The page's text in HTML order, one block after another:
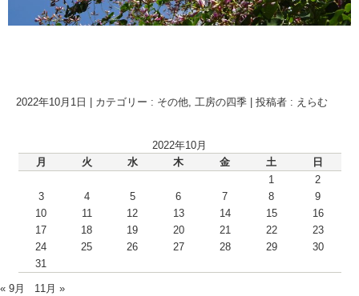
2022年10月1日 カテゴリー : その他, 工房の四季 投稿者 : えらむ
2022年10月
月
火 水 木 金 土
日
1
2
3
4 5 6 7 8
9
10
11 12 13 14 15
16
17
18 19 20 21 22
23
24
25 26 27 28 29
30
31
« 9月 11月 »